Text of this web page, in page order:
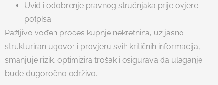
Uvid i odobrenje pravnog stručnjaka prije ovjere
potpisa.
Pažljivo vođen proces kupnje nekretnina, uz jasno
strukturiran ugovor i provjeru svih kritičnih informacija,
smanjuje rizik, optimizira trošak i osigurava da ulaganje
bude dugoročno održivo.